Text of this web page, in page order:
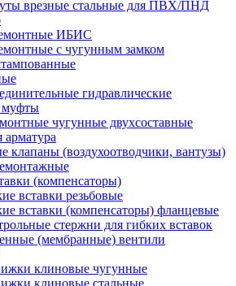
врезные стальные для ПВХ/ПНД
ИБИС
с чугунным замком
гидравлические
муфты
чугунные двухсоставные
арматура
клапаны (воздухоотводчики, вантузы)
(компенсаторы)
вставки резьбовые
вставки (компенсаторы) фланцевые
стержни для гибких вставок
(мембранные) вентили
клиновые чугунные
клиновые стальные